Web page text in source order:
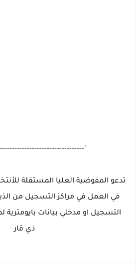
"
تدعو المفوضية العليا المستقلة
في العمل في مراكز التسجيل من
التسجيل او مدخلي بيانات بايومترية
ذي قار